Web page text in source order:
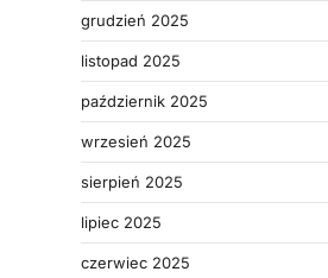
grudzień 2025
listopad 2025
październik 2025
wrzesień 2025
sierpień 2025
lipiec 2025
czerwiec 2025